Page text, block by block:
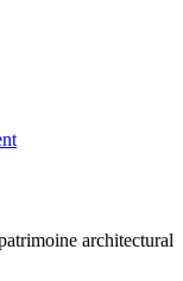
architectural